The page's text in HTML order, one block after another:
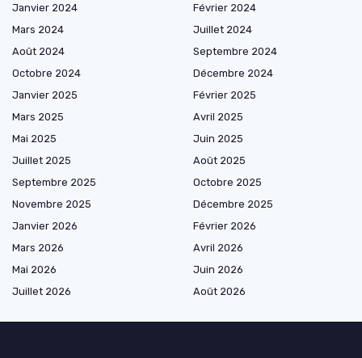
Janvier 2024
Février 2024
Mars 2024
Juillet 2024
Août 2024
Septembre 2024
Octobre 2024
Décembre 2024
Janvier 2025
Février 2025
Mars 2025
Avril 2025
Mai 2025
Juin 2025
Juillet 2025
Août 2025
Septembre 2025
Octobre 2025
Novembre 2025
Décembre 2025
Janvier 2026
Février 2026
Mars 2026
Avril 2026
Mai 2026
Juin 2026
Juillet 2026
Août 2026